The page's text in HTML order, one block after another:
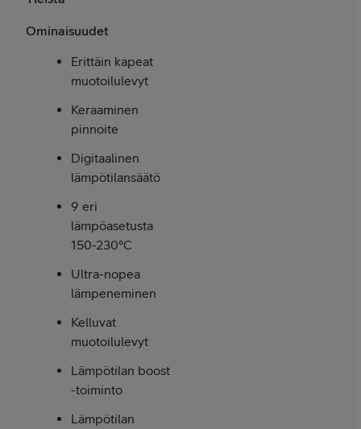
Ominaisuudet
Erittäin kapeat
muotoilulevyt
Keraaminen
pinnoite
Digitaalinen
lämpötilansäätö
9 eri
lämpöasetusta
150-230°C
Ultra-nopea
lämpeneminen
Kelluvat
muotoilulevyt
Lämpötilan boost
-toiminto
Lämpötilan